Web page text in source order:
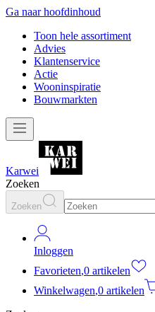
Ga naar hoofdinhoud
Toon hele assortiment
Advies
Klantenservice
Actie
Wooninspiratie
Bouwmarkten
Karwei
Zoeken
Zoeken
Inloggen
Favorieten,0 artikelen
Winkelwagen,0 artikelen